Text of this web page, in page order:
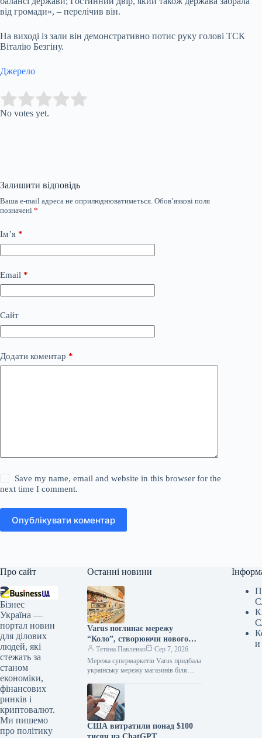
від громади», – перелічив він.
На виході із зали він демонстративно потис руку голові ТСК
Віталію Безгіну.
Джерело
Rate this item:
No votes yet.
Залишити відповідь
Ваша e-mail адреса не оприлюднюватиметься. Обов’язкові поля
позначені *
Ім’я *
Email *
Сайт
Додати коментар *
Save my name, email and website in this browser for the
next time I comment.
Опублікувати коментар
Про сайт
Бізнес
Україна —
портал новин
для ділових
людей, які
стежать за
станом
економіки,
фінансових
ринків і
криптовалют.
Ми пишемо
про політику
Останні новини
Varus поглинає мережу
“Коло”, створюючи нового
лідера на ринку
Тетяна Павленко
Сер 7, 2026
Мережа супермаркетів Varus придбала
українську мережу магазинів біля
інтеграції об’єднана компанія матиме
374 торгові точки та…
США витратили понад $100
и